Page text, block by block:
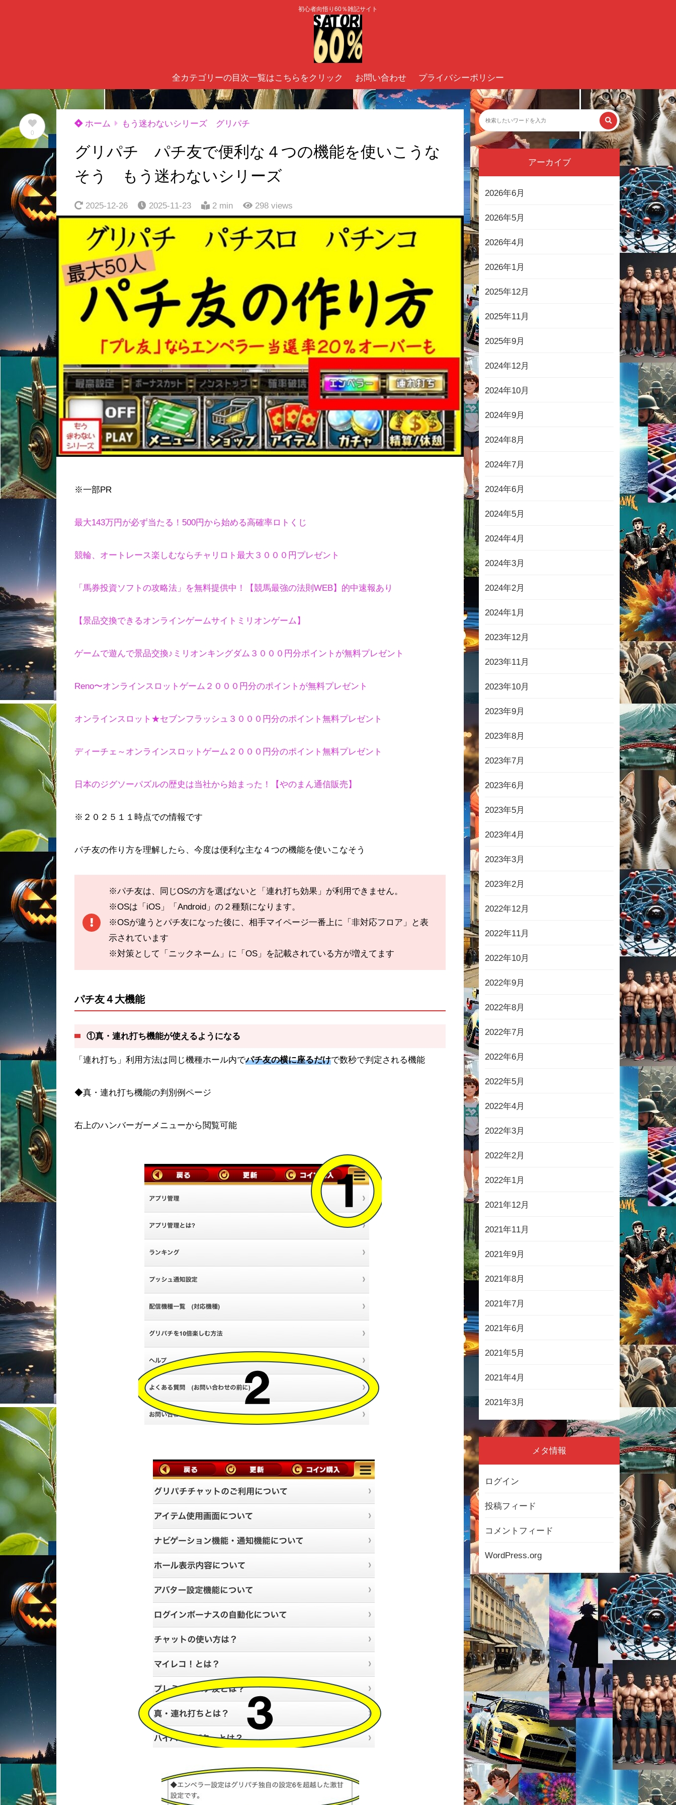
初心者向悟り60％雑記サイト
全カテゴリーの目次一覧はこちらをクリック お問い合わせ プライバシーポリシー
0
ホーム もう迷わないシリーズ グリパチ
グリパチ パチ友で便利な４つの機能を使いこうな
そう もう迷わないシリーズ
2025-12-26 2025-11-23 2 min 298 views
※一部PR
最大143万円が必ず当たる！500円から始める高確率ロトくじ
競輪、オートレース楽しむならチャリロト最大３０００円プレゼント
「馬券投資ソフトの攻略法」を無料提供中！【競馬最強の法則WEB】的中速報あり
【景品交換できるオンラインゲームサイトミリオンゲーム】
ゲームで遊んで景品交換♪ミリオンキングダム３０００円分ポイントが無料プレゼント
Reno〜オンラインスロットゲーム２０００円分のポイントが無料プレゼント
オンラインスロット★セブンフラッシュ３０００円分のポイント無料プレゼント
ディーチェ～オンラインスロットゲーム２０００円分のポイント無料プレゼント
日本のジグソーパズルの歴史は当社から始まった！【やのまん通信販売】
※２０２５１１時点での情報です
パチ友の作り方を理解したら、今度は便利な主な４つの機能を使いこなそう
※パチ友は、同じOSの方を選ばないと「連れ打ち効果」が利用できません。
※OSは「iOS」「Android」の２種類になります。
※OSが違うとパチ友になった後に、相手マイページ一番上に「非対応フロア」と表
示されています
※対策として「ニックネーム」に「OS」を記載されている方が増えてます
パチ友４大機能
①真・連れ打ち機能が使えるようになる
「連れ打ち」利用方法は同じ機種ホール内でパチ友の横に座るだけで数秒で判定される機能
◆真・連れ打ち機能の判別例ページ
右上のハンバーガーメニューから閲覧可能
アーカイブ
2026年6月
2026年5月
2026年4月
2026年1月
2025年12月
2025年11月
2025年9月
2024年12月
2024年10月
2024年9月
2024年8月
2024年7月
2024年6月
2024年5月
2024年4月
2024年3月
2024年2月
2024年1月
2023年12月
2023年11月
2023年10月
2023年9月
2023年8月
2023年7月
2023年6月
2023年5月
2023年4月
2023年3月
2023年2月
2022年12月
2022年11月
2022年10月
2022年9月
2022年8月
2022年7月
2022年6月
2022年5月
2022年4月
2022年3月
2022年2月
2022年1月
2021年12月
2021年11月
2021年9月
2021年8月
2021年7月
2021年6月
2021年5月
2021年4月
2021年3月
メタ情報
ログイン
投稿フィード
コメントフィード
WordPress.org